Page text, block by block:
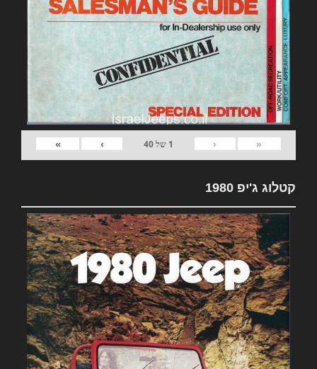
«
‹
1 של40
›
»
קטלוג ג'יפ 1980